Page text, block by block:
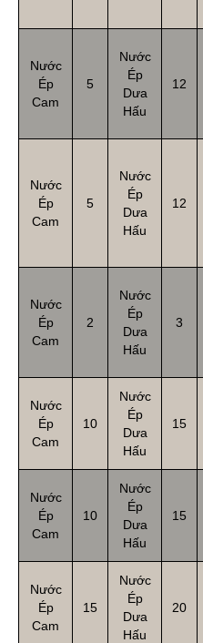
Nước
Ép
Cam
5
Nước
Ép
Dưa
Hấu
12
Nước
Ép
Cam
5
Nước
Ép
Dưa
Hấu
12
Nước
Ép
Cam
2
Nước
Ép
Dưa
Hấu
3
Nước
Ép
Cam
10
Nước
Ép
Dưa
Hấu
15
Nước
Ép
Cam
10
Nước
Ép
Dưa
Hấu
15
Nước
Ép
Cam
15
Nước
Ép
Dưa
Hấu
20